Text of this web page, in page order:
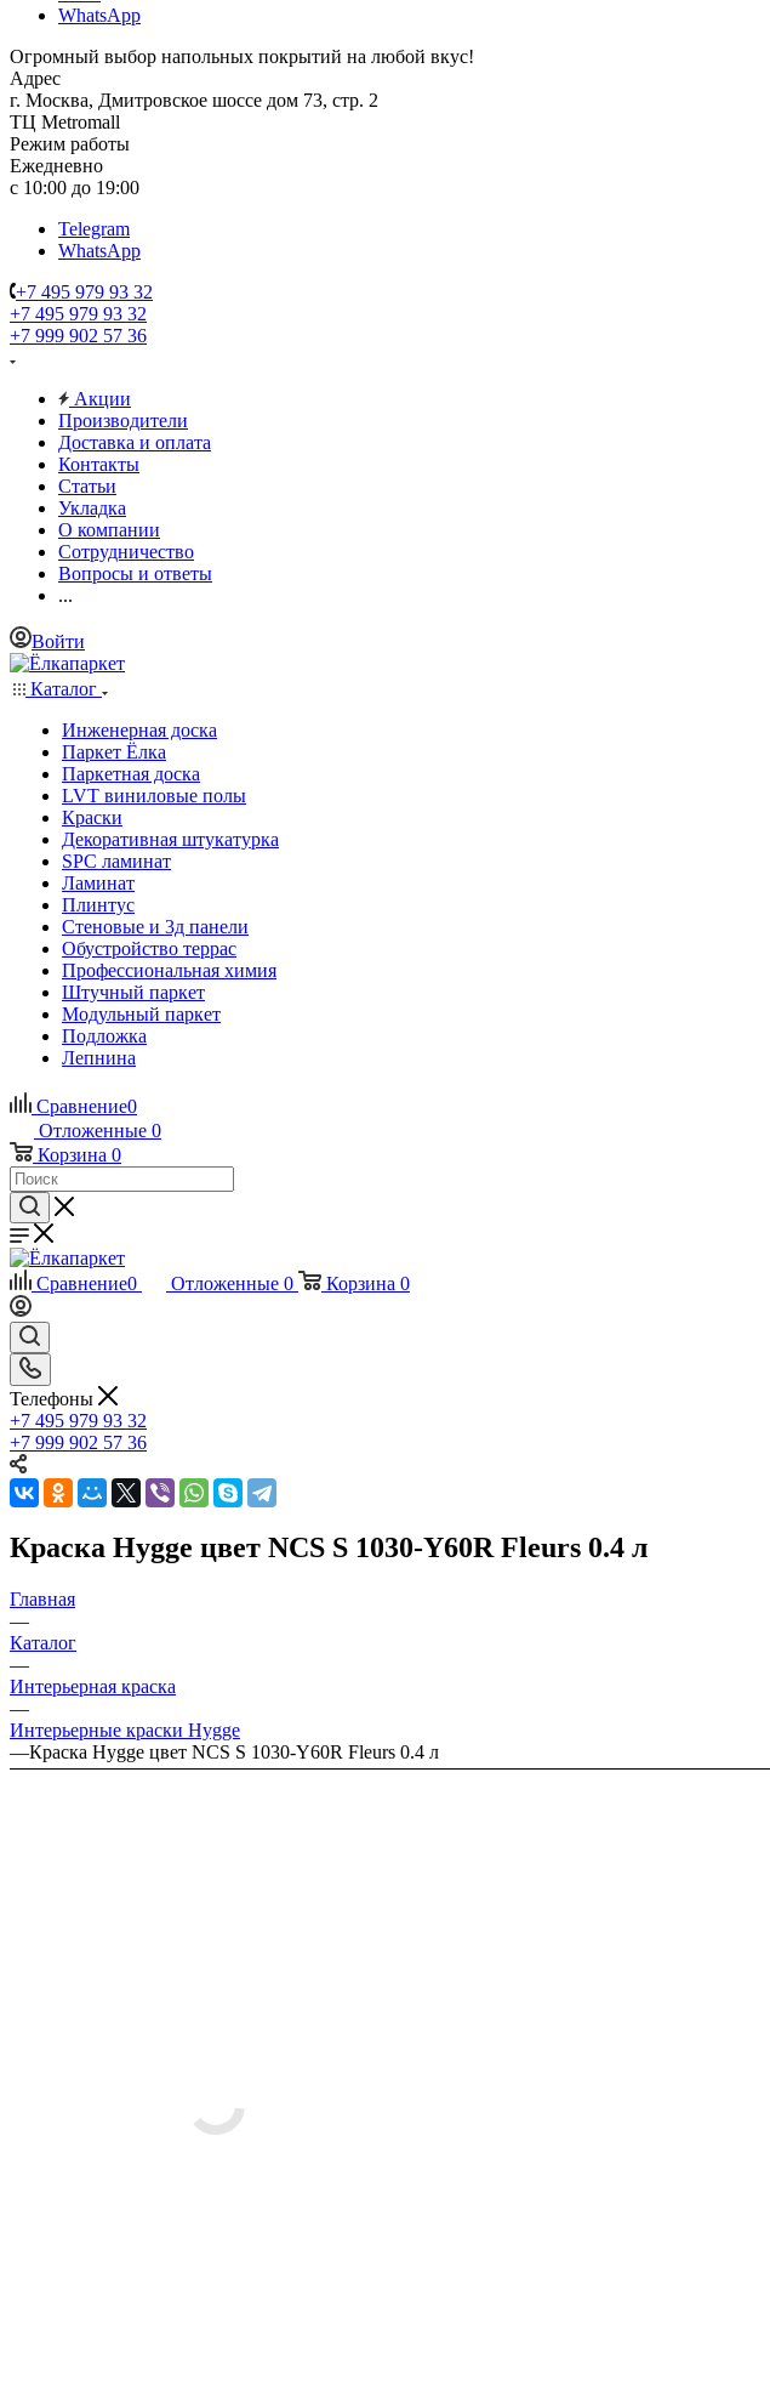
WhatsApp
Огромный выбор напольных покрытий на любой вкус!
Адрес
г. Москва, Дмитровское шоссе дом 73, стр. 2
ТЦ Metromall
Режим работы
Ежедневно
с 10:00 до 19:00
Telegram
WhatsApp
+7 495 979 93 32
+7 495 979 93 32
+7 999 902 57 36
Акции
Производители
Доставка и оплата
Контакты
Статьи
Укладка
О компании
Сотрудничество
Вопросы и ответы
...
Войти
Каталог
Инженерная доска
Паркет Ёлка
Паркетная доска
LVT виниловые полы
Краски
Декоративная штукатурка
SPC ламинат
Ламинат
Плинтус
Стеновые и 3д панели
Обустройство террас
Профессиональная химия
Штучный паркет
Модульный паркет
Подложка
Лепнина
Сравнение0
Отложенные 0
Корзина 0
Сравнение0 Отложенные 0 Корзина 0
Телефоны
+7 495 979 93 32
+7 999 902 57 36
Краска Hygge цвет NCS S 1030-Y60R Fleurs 0.4 л
Главная
—
Каталог
—
Интерьерная краска
—
Интерьерные краски Hygge
—Краска Hygge цвет NCS S 1030-Y60R Fleurs 0.4 л